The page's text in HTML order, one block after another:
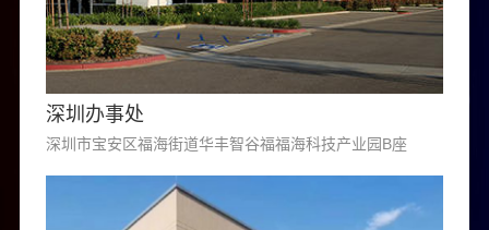
深圳办事处
深圳市宝安区福海街道华丰智谷福福海科技产业园B座